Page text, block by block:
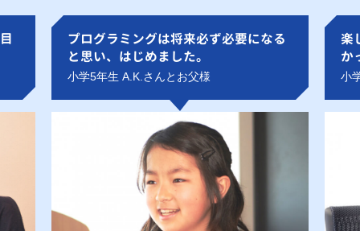
プログラミングは将来必ず必要になる
と思い、はじめました。
小学5年生 A.K.さんとお父様
楽
か
小